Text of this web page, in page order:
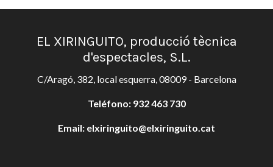
EL XIRINGUITO, producció tècnica
d'espectacles, S.L.
C/Aragó, 382, local esquerra, 08009 - Barcelona
Teléfono: 932 463 730
Email: elxiringuito@elxiringuito.cat